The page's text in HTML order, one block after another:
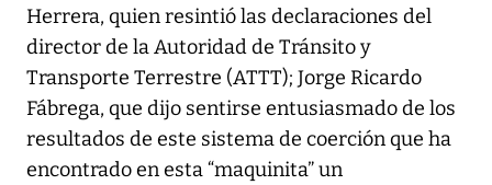
Herrera, quien resintió las declaraciones del
director de la Autoridad de Tránsito y
Transporte Terrestre (ATTT); Jorge Ricardo
Fábrega, que dijo sentirse entusiasmado de los
resultados de este sistema de coerción que ha
encontrado en esta “maquinita” un